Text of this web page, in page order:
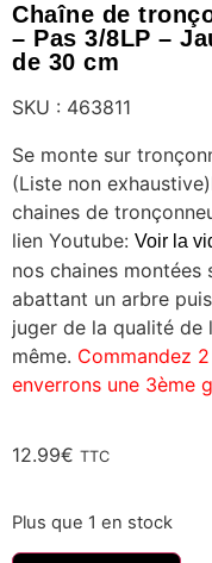
Chaîne de
– Pas 3/8LP –
de 30 cm
SKU : 463811
Se monte sur
(Liste non
chaines de
lien Youtube: Voir la
nos chaines montées
abattant un arbre
juger de la qualité de
même. Commandez
enverrons une 3ème
12.99€ TTC
Plus que 1 en stock